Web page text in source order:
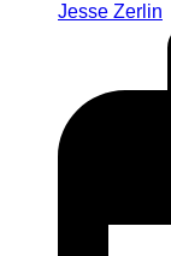
Jesse Zerlin